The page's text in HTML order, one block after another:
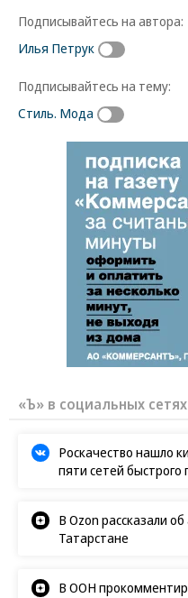
Подписывайтесь на автора:
Илья Петрук
Подписывайтесь на тему:
Стиль. Мода
«Ъ» в социальных сетях
Роскачество нашло
пяти сетей быстрого
В Ozon рассказали
Татарстане
В ООН